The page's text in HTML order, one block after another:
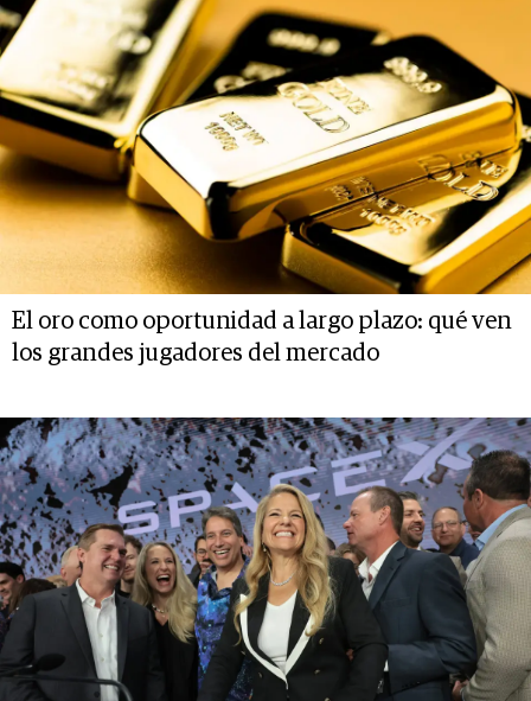
El oro como oportunidad a largo plazo: qué ven
los grandes jugadores del mercado